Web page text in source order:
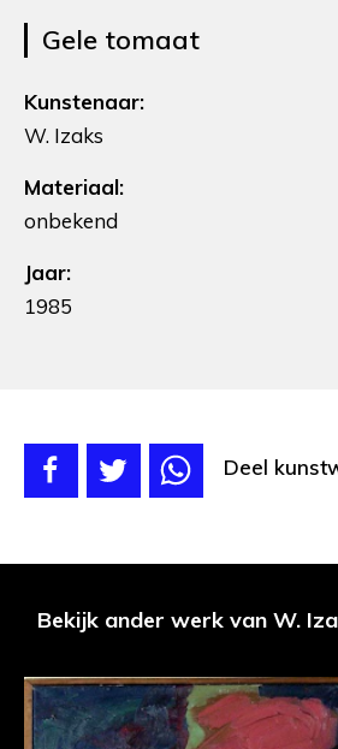
Gele tomaat
Kunstenaar:
W. Izaks
Materiaal:
onbekend
Jaar:
1985
Deel
Bekijk ander werk van W.